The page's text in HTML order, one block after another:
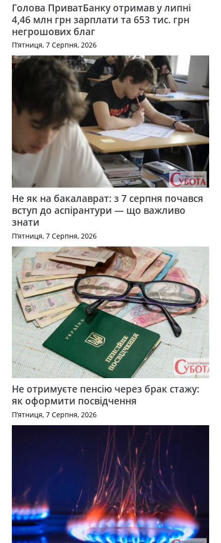
Голова ПриватБанку отримав у липні
4,46 млн грн зарплати та 653 тис. грн
негрошових благ
П’ятниця, 7 Серпня, 2026
Не як на бакалаврат: з 7 серпня почався
вступ до аспірантури — що важливо
знати
П’ятниця, 7 Серпня, 2026
Не отримуєте пенсію через брак стажу:
як оформити посвідчення
П’ятниця, 7 Серпня, 2026